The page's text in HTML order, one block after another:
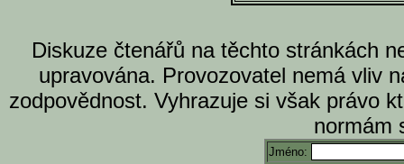
Diskuze čtenářů na těchto stránkách
upravována. Provozovatel nemá vliv
zodpovědnost. Vyhrazuje si však právo
normám
Jméno: